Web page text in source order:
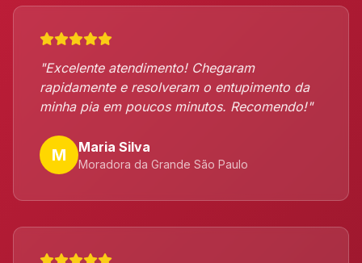
"Excelente atendimento! Chegaram
rapidamente e resolveram o entupimento da
minha pia em poucos minutos. Recomendo!"
M Maria Silva
Moradora da Grande São Paulo